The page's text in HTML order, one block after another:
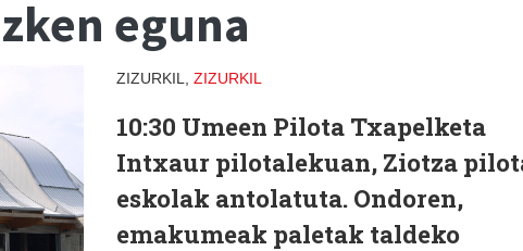
eguna
ZIZURKIL, ZIZURKIL
10:30 Umeen Pilota Txapelketa
Intxaur pilotalekuan, Ziotza
eskolak antolatuta. Ondoren,
emakumeak paletak taldeko